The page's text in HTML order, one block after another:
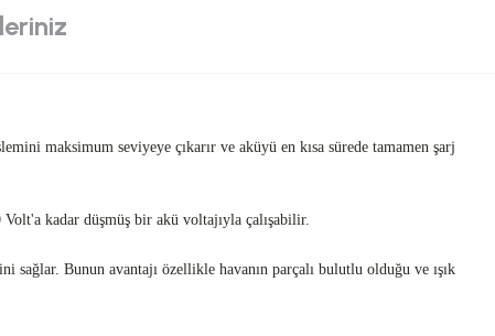
maksimum seviyeye çıkarır ve aküyü en kısa sürede tamamen şarj
kadar düşmüş bir akü voltajıyla çalışabilir.
Bunun avantajı özellikle havanın parçalı bulutlu olduğu ve ışık